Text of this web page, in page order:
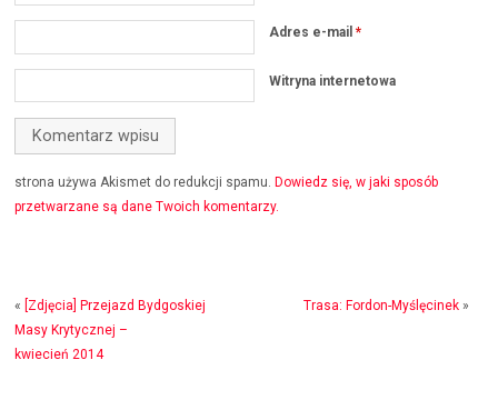
Adres e-mail*
Witryna internetowa
strona używa Akismet do redukcji spamu.Dowiedz się, w jaki sposób
przetwarzane są dane Twoich komentarzy.
« [Zdjęcia] Przejazd Bydgoskiej
Masy Krytycznej –
kwiecień 2014
Trasa: Fordon-Myślęcinek»